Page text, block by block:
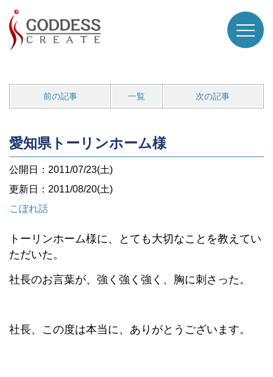
前の記事 一覧 次の記事
愛知県トーリンホーム様
公開日：2011/07/23(土)
更新日：2011/08/20(土)
こぼれ話
トーリンホーム様に、とても大切なことを教えてい
ただいた。
社長のお言葉が、強く強く強く、胸に刺さった。
社長、この度は本当に、ありがとうございます。